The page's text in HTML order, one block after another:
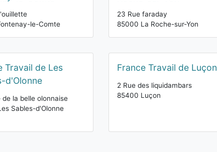
le-Comte
23 Rue faraday
85000 La Roche-sur-Yon
Travail de Les
d'Olonne
de la belle olonnaise
Sables-d'Olonne
France Travail de Luçon
2 Rue des liquidambars
85400 Luçon